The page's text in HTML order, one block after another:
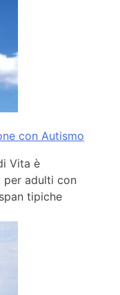
con Autismo
Vita è
adulti con
tipiche